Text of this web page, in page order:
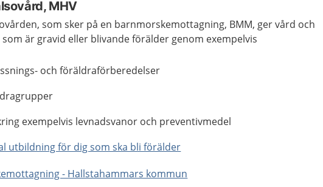
MHV
som sker på en barnmorskemottagning, BMM, ger vård och
är gravid eller blivande förälder genom exempelvis
och föräldraförberedelser
exempelvis levnadsvanor och preventivmedel
utbildning för dig som ska bli förälder
- Hallstahammars kommun